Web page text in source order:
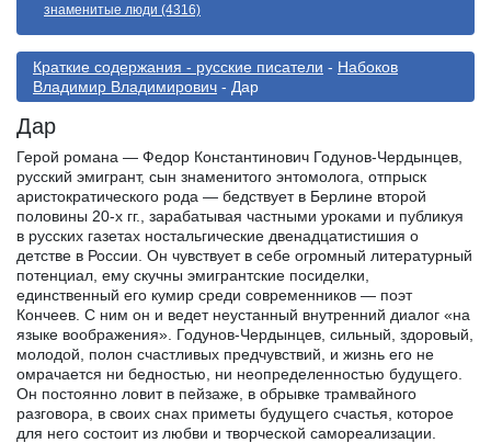
знаменитые люди (4316)
Краткие содержания - русские писатели - Набоков
Владимир Владимирович - Дар
Дар
Герой романа — Федор Константинович Годунов-Чердынцев,
русский эмигрант, сын знаменитого энтомолога, отпрыск
аристократического рода — бедствует в Берлине второй
половины 20-х гг., зарабатывая частными уроками и публикуя
в русских газетах ностальгические двенадцатистишия о
детстве в России. Он чувствует в себе огромный литературный
потенциал, ему скучны эмигрантские посиделки,
единственный его кумир среди современников — поэт
Кончеев. С ним он и ведет неустанный внутренний диалог «на
языке воображения». Годунов-Чердынцев, сильный, здоровый,
молодой, полон счастливых предчувствий, и жизнь его не
омрачается ни бедностью, ни неопределенностью будущего.
Он постоянно ловит в пейзаже, в обрывке трамвайного
разговора, в своих снах приметы будущего счастья, которое
для него состоит из любви и творческой самореализации.